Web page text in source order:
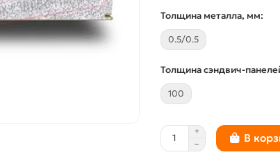
Толщина металла, мм:
0.5/0.5
Толщина сэндвич-
100
В